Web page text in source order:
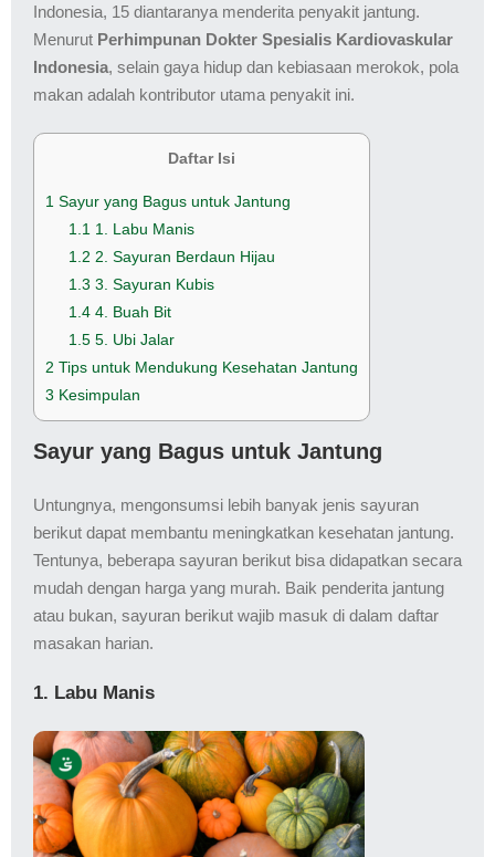
Indonesia, 15 diantaranya menderita penyakit jantung.
Menurut Perhimpunan Dokter Spesialis Kardiovaskular
Indonesia, selain gaya hidup dan kebiasaan merokok, pola
makan adalah kontributor utama penyakit ini.
Daftar Isi
1 Sayur yang Bagus untuk Jantung
1.1 1. Labu Manis
1.2 2. Sayuran Berdaun Hijau
1.3 3. Sayuran Kubis
1.4 4. Buah Bit
1.5 5. Ubi Jalar
2 Tips untuk Mendukung Kesehatan Jantung
3 Kesimpulan
Sayur yang Bagus untuk Jantung
Untungnya, mengonsumsi lebih banyak jenis sayuran
berikut dapat membantu meningkatkan kesehatan jantung.
Tentunya, beberapa sayuran berikut bisa didapatkan secara
mudah dengan harga yang murah. Baik penderita jantung
atau bukan, sayuran berikut wajib masuk di dalam daftar
masakan harian.
1. Labu Manis